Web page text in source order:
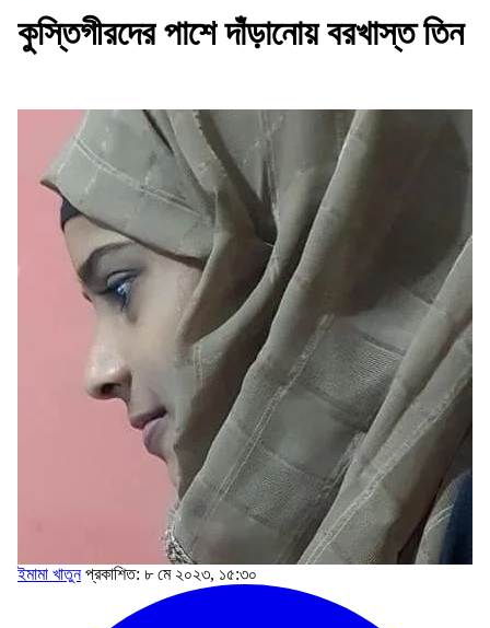
কুস্তিগীরদের পাশে দাঁড়ানোয় বরখাস্ত তিন
ইমামা খাতুন প্রকাশিত: ৮ মে ২০২৩, ১৫:৩০